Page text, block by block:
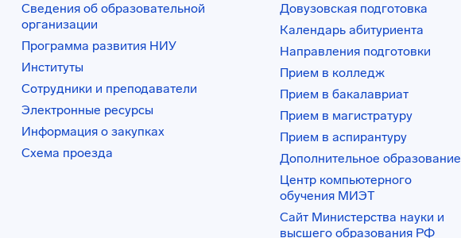
Сведения об образовательной
организации
Программа развития НИУ
Институты
Сотрудники и преподаватели
Электронные ресурсы
Информация о закупках
Схема проезда
Довузовская подготовка
Календарь абитуриента
Направления подготовки
Прием в колледж
Прием в бакалавриат
Прием в магистратуру
Прием в аспирантуру
Дополнительное образование
Центр компьютерного
обучения МИЭТ
Сайт Министерства науки и
высшего образования РФ